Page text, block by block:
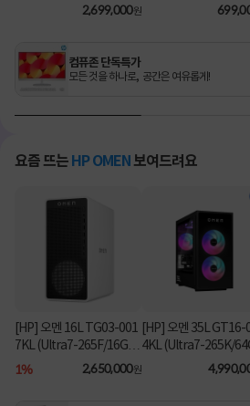
16GB/1TB/Win11Hom
2,699,000원[기본제품]
컴퓨존 단독특가
모든 것을 하나로, 공간은 여유롭게!
요즘 뜨는 HP OMEN 보여드려요
[HP] 오멘 16L TG03-001
7KL (Ultra7-265F/16GB/
1TB/RX9060XT/FD) [기
1% 2,650,000원
[HP] 오멘 35L GT16-
4KL (Ultra7-265K/
2TB/RTX5070Ti/FD)